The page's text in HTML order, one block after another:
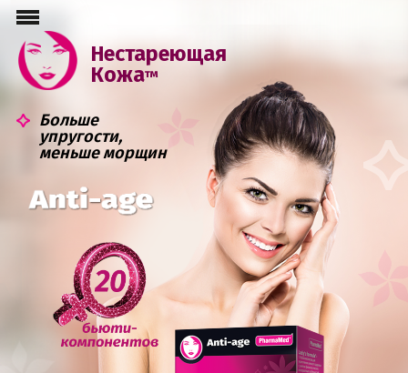
Нестареющая
Кожа™
Больше
упругости,
меньше морщин